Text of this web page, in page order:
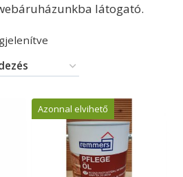
látogató.
Azonnal elvihető